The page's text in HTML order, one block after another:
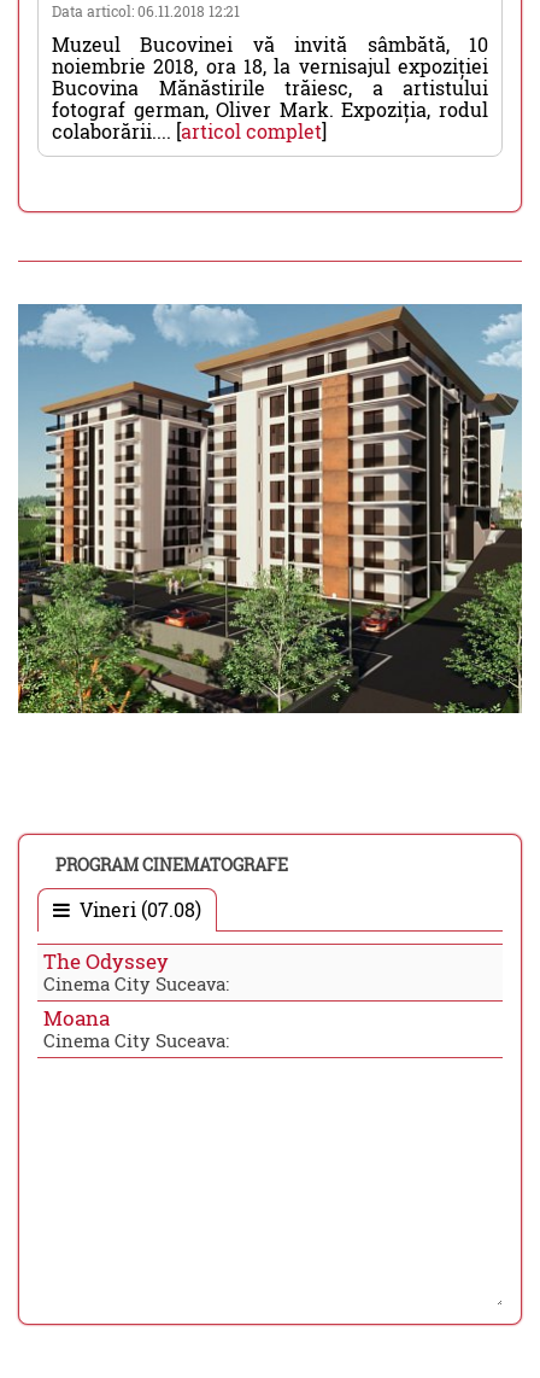
Data articol: 06.11.2018 12:21
Muzeul Bucovinei vă invită sâmbătă, 10
noiembrie 2018, ora 18, la vernisajul expoziției
Bucovina Mănăstirile trăiesc, a artistului
fotograf german, Oliver Mark. Expoziția, rodul
colaborării.... [articol complet]
PROGRAM CINEMATOGRAFE
Vineri (07.08)
The Odyssey
Cinema City Suceava:
Moana
Cinema City Suceava: